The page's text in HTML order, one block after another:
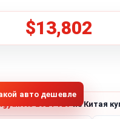
$13,802
авто дешевле
A8 2024 127из Китая